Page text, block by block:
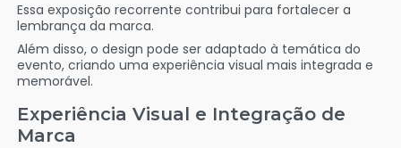
Essa exposição recorrente contribui para fortalecer a
lembrança da marca.
Além disso, o design pode ser adaptado à temática do
evento, criando uma experiência visual mais integrada e
memorável.
Experiência Visual e Integração de
Marca